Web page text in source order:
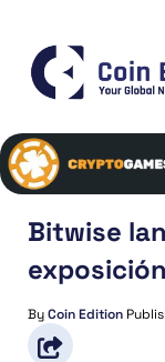
Bitwise
ByCoin Edition